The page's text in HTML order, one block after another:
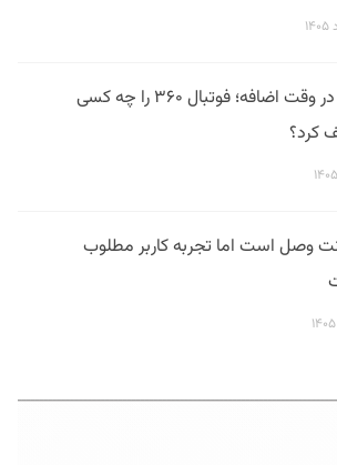
فیلتر در وقت اضافه؛ فوتبال ۳۶۰ را چه کسی
کرد؟
وصل است اما تجربه کاربر مطلوب